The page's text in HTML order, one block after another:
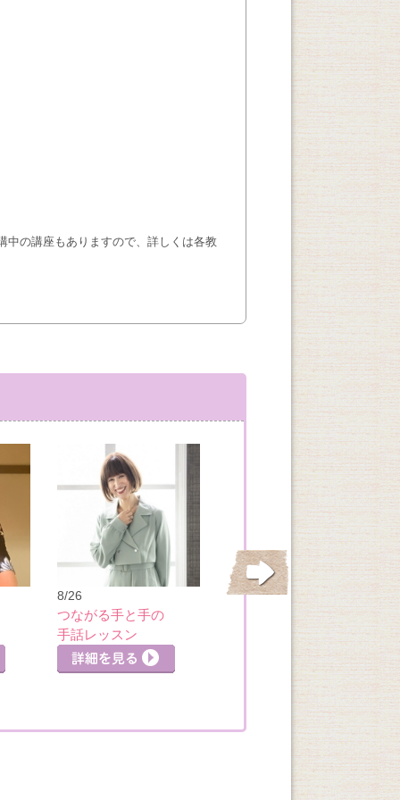
の講座もありますので、詳しくは各教
8/26
つながる手と手の
手話レッスン
8/27
【月謝制】先が読
める力を養う 子
ども将棋講座